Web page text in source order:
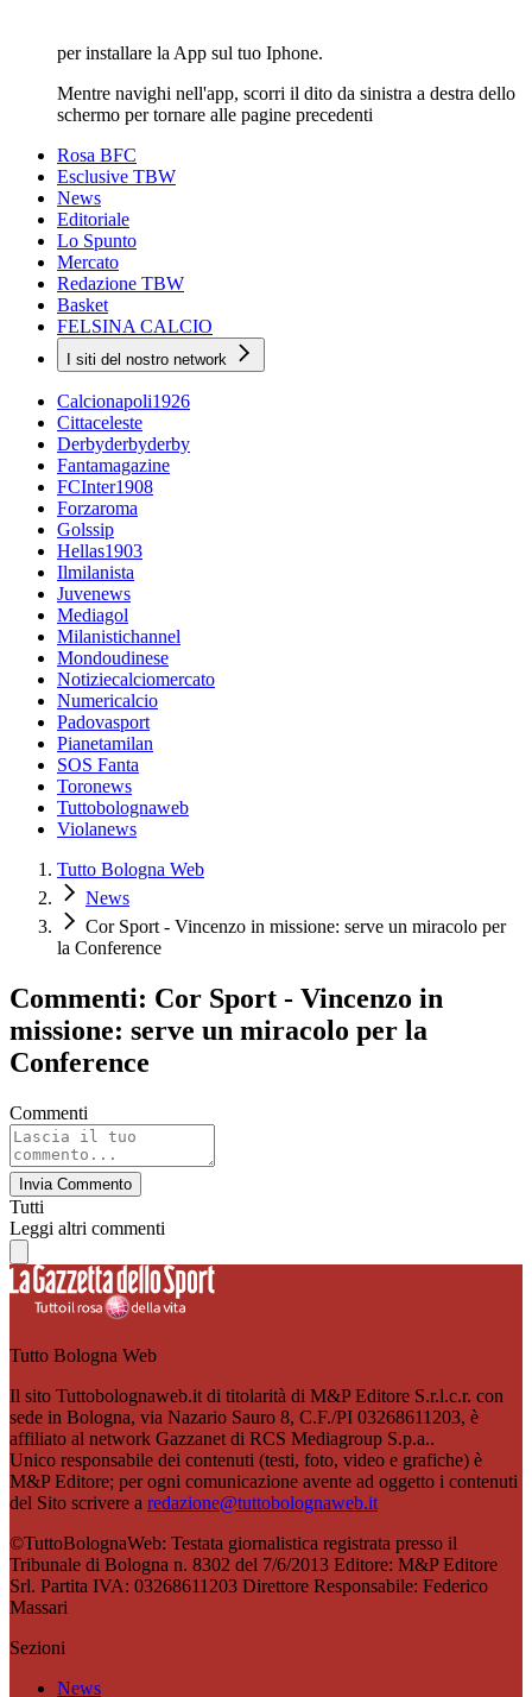
per installare la App sul tuo Iphone.
Mentre navighi nell'app, scorri il dito da sinistra a destra dello
schermo per tornare alle pagine precedenti
Rosa BFC
Esclusive TBW
News
Editoriale
Lo Spunto
Mercato
Redazione TBW
Basket
FELSINA CALCIO
I siti del nostro network
Calcionapoli1926
Cittaceleste
Derbyderbyderby
Fantamagazine
FCInter1908
Forzaroma
Golssip
Hellas1903
Ilmilanista
Juvenews
Mediagol
Milanistichannel
Mondoudinese
Notiziecalciomercato
Numericalcio
Padovasport
Pianetamilan
SOS Fanta
Toronews
Tuttobolognaweb
Violanews
Tutto Bologna Web
News
Cor Sport - Vincenzo in missione: serve un miracolo per
la Conference
Commenti: Cor Sport - Vincenzo in
missione: serve un miracolo per la
Conference
Commenti
Invia Commento
Tutti
Leggi altri commenti
Tutto Bologna Web
Il sito Tuttobolognaweb.it di titolarità di M&P Editore S.r.l.c.r. con
sede in Bologna, via Nazario Sauro 8, C.F./PI 03268611203, è
affiliato al network Gazzanet di RCS Mediagroup S.p.a..
Unico responsabile dei contenuti (testi, foto, video e grafiche) è
M&P Editore; per ogni comunicazione avente ad oggetto i contenuti
del Sito scrivere a redazione@tuttobolognaweb.it
©TuttoBolognaWeb: Testata giornalistica registrata presso il
Tribunale di Bologna n. 8302 del 7/6/2013 Editore: M&P Editore
Srl. Partita IVA: 03268611203 Direttore Responsabile: Federico
Massari
Sezioni
News